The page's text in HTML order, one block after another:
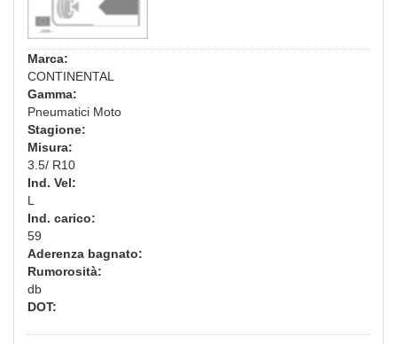
Marca:
CONTINENTAL
Gamma:
Pneumatici Moto
Stagione:
Misura:
3.5/ R10
Ind. Vel:
L
Ind. carico:
59
Aderenza bagnato:
Rumorosità:
db
DOT: